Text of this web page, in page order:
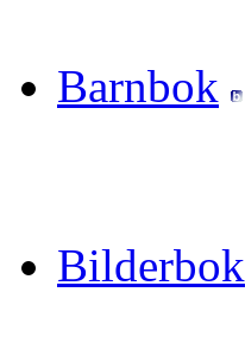
Barnbok
Bilderbok